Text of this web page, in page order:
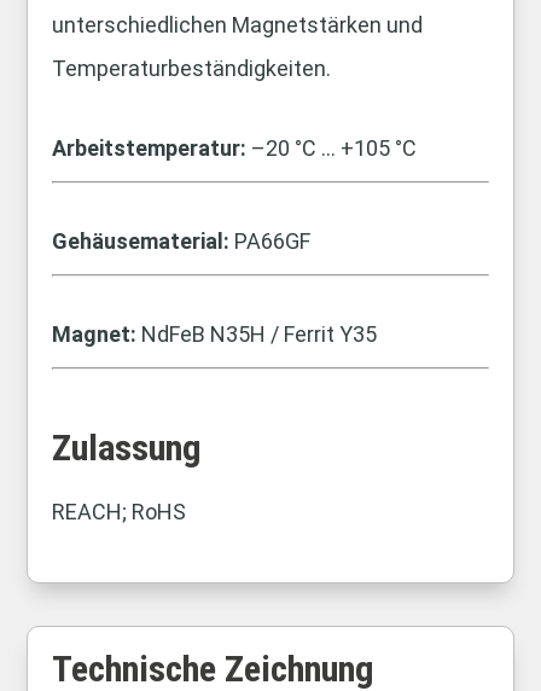
unterschiedlichen Magnetstärken und
Temperaturbeständigkeiten.
Arbeitstemperatur: –20 °C … +105 °C
Gehäusematerial: PA66GF
Magnet: NdFeB N35H / Ferrit Y35
Zulassung
REACH; RoHS
Technische Zeichnung